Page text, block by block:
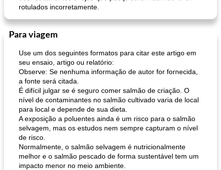
rotulados incorretamente.
Para viagem
Use um dos seguintes formatos para citar este artigo em
seu ensaio, artigo ou relatório:
Observe: Se nenhuma informação de autor for fornecida,
a fonte será citada.
É difícil julgar se é seguro comer salmão de criação. O
nível de contaminantes no salmão cultivado varia de local
para local e depende de sua dieta.
A exposição a poluentes ainda é um risco para o salmão
selvagem, mas os estudos nem sempre capturam o nível
de risco.
Normalmente, o salmão selvagem é nutricionalmente
melhor e o salmão pescado de forma sustentável tem um
impacto menor no meio ambiente.